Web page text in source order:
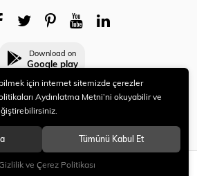
SEPETE EKLE
Download on
Google play
Tüm hakları saklıdır.
için internet sitemizde çerezler
Aydınlatma Metni’ni okuyabilir ve
Tümünü Kabul Et
ve Çerez Politikası